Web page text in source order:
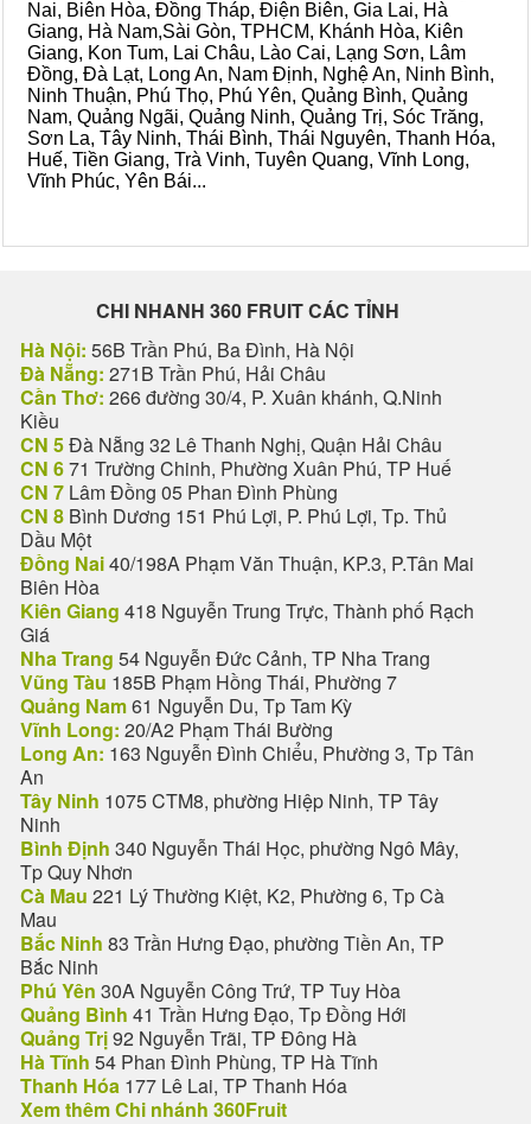
Nai, Biên Hòa, Đồng Tháp, Điện Biên, Gia Lai, Hà
Giang, Hà Nam,Sài Gòn, TPHCM, Khánh Hòa, Kiên
Giang, Kon Tum, Lai Châu, Lào Cai, Lạng Sơn, Lâm
Đồng, Đà Lạt, Long An, Nam Định, Nghệ An, Ninh Bình,
Ninh Thuận, Phú Thọ, Phú Yên, Quảng Bình, Quảng
Nam, Quảng Ngãi, Quảng Ninh, Quảng Trị, Sóc Trăng,
Sơn La, Tây Ninh, Thái Bình, Thái Nguyên, Thanh Hóa,
Huế, Tiền Giang, Trà Vinh, Tuyên Quang, Vĩnh Long,
Vĩnh Phúc, Yên Bái...
CHI NHANH 360 FRUIT CÁC TỈNH
Hà Nội: 56B Trần Phú, Ba Đình, Hà Nội
Đà Nẵng: 271B Trần Phú, Hải Châu
Cần Thơ: 266 đường 30/4, P. Xuân khánh, Q.Ninh
Kiều
CN 5Đà Nẵng 32 Lê Thanh Nghị, Quận Hải Châu
CN 671 Trường Chinh, Phường Xuân Phú, TP Huế
CN 7 Lâm Đồng 05 Phan Đình Phùng
CN 8 Bình Dương 151 Phú Lợi, P. Phú Lợi, Tp. Thủ
Dầu Một
Đồng Nai40/198A Phạm Văn Thuận, KP.3, P.Tân Mai
Biên Hòa
Kiên Giang 418 Nguyễn Trung Trực, Thành phố Rạch
Giá
Nha Trang 54 Nguyễn Đức Cảnh, TP Nha Trang
Vũng Tàu 185B Phạm Hồng Thái, Phường 7
Quảng Nam61 Nguyễn Du, Tp Tam Kỳ
Vĩnh Long: 20/A2 Phạm Thái Bường
Long An: 163 Nguyễn Đình Chiểu, Phường 3, Tp Tân
An
Tây Ninh 1075 CTM8, phường Hiệp Ninh, TP Tây
Ninh
Bình Định 340 Nguyễn Thái Học, phường Ngô Mây,
Tp Quy Nhơn
Cà Mau 221 Lý Thường Kiệt, K2, Phường 6, Tp Cà
Mau
Bắc Ninh 83 Trần Hưng Đạo, phường Tiền An, TP
Bắc Ninh
Phú Yên 30A Nguyễn Công Trứ, TP Tuy Hòa
Quảng Bình 41 Trần Hưng Đạo, Tp Đồng Hới
Quảng Trị92 Nguyễn Trãi, TP Đông Hà
Hà Tĩnh 54 Phan Đình Phùng, TP Hà Tĩnh
Thanh Hóa 177 Lê Lai, TP Thanh Hóa
Xem thêm Chi nhánh 360Fruit